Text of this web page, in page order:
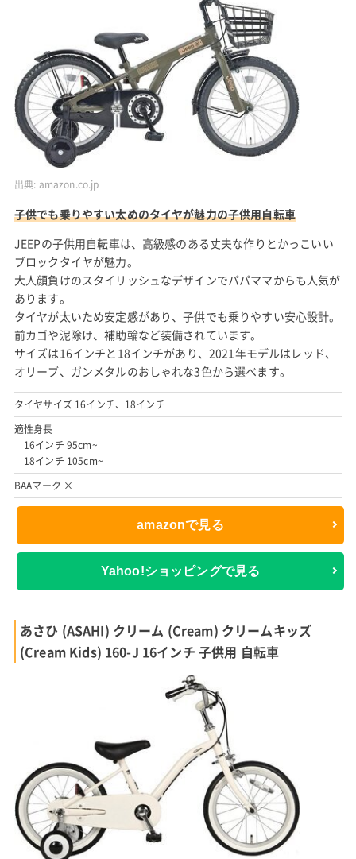
出典: amazon.co.jp
子供でも乗りやすい太めのタイヤが魅力の子供用自転車
JEEPの子供用自転車は、高級感のある丈夫な作りとかっこいい
ブロックタイヤが魅力。
大人顔負けのスタイリッシュなデザインでパパママからも人気が
あります。
タイヤが太いため安定感があり、子供でも乗りやすい安心設計。
前カゴや泥除け、補助輪など装備されています。
サイズは16インチと18インチがあり、2021年モデルはレッド、
オリーブ、ガンメタルのおしゃれな3色から選べます。
タイヤサイズ 16インチ、18インチ
適性身長
16インチ 95cm~
18インチ 105cm~
BAAマーク ×
amazonで見る
Yahoo!ショッピングで見る
あさひ (ASAHI) クリーム (Cream) クリームキッズ
(Cream Kids) 160-J 16インチ 子供用 自転車